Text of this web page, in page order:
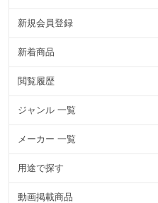
新規会員登録
新着商品
閲覧履歴
ジャンル 一覧
メーカー 一覧
用途で探す
動画掲載商品